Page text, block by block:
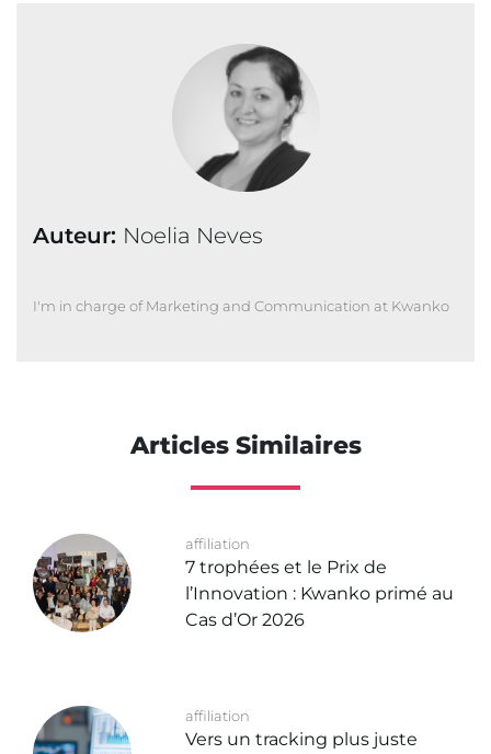
Auteur: Noelia Neves
I'm in charge of Marketing and Communication at Kwanko
Articles Similaires
affiliation
7 trophées et le Prix de
l’Innovation : Kwanko primé au
Cas d’Or 2026
affiliation
Vers un tracking plus juste